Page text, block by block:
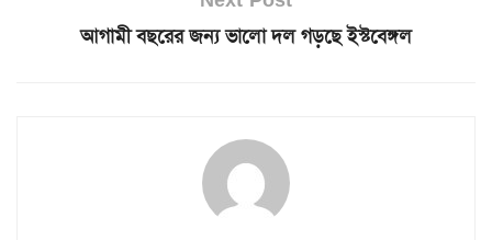
আগামী বছরের জন্য ভালো দল গড়ছে ইস্টবেঙ্গল